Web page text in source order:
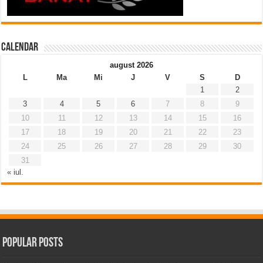
Calendar
august 2026
L
Ma Mi J V S
D
1
2
3
4 5 6 7 8
9
10
11 12 13 14 15
16
17
18 19 20 21 22
23
24
25 26 27 28 29
30
31
« iul.
Popular Posts